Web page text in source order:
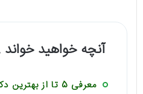
آنچه خواهید خواند
معرفی 5 تا از